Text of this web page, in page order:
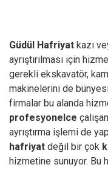
Güdül Hafriyat kazı
ayrıştırılması için
gerekli ekskavatör,
makinelerini de
firmalar bu alanda
profesyonelce
ayrıştırma işlemi de
hafriyat değil bir çok
hizmetine sunuyor. Bu